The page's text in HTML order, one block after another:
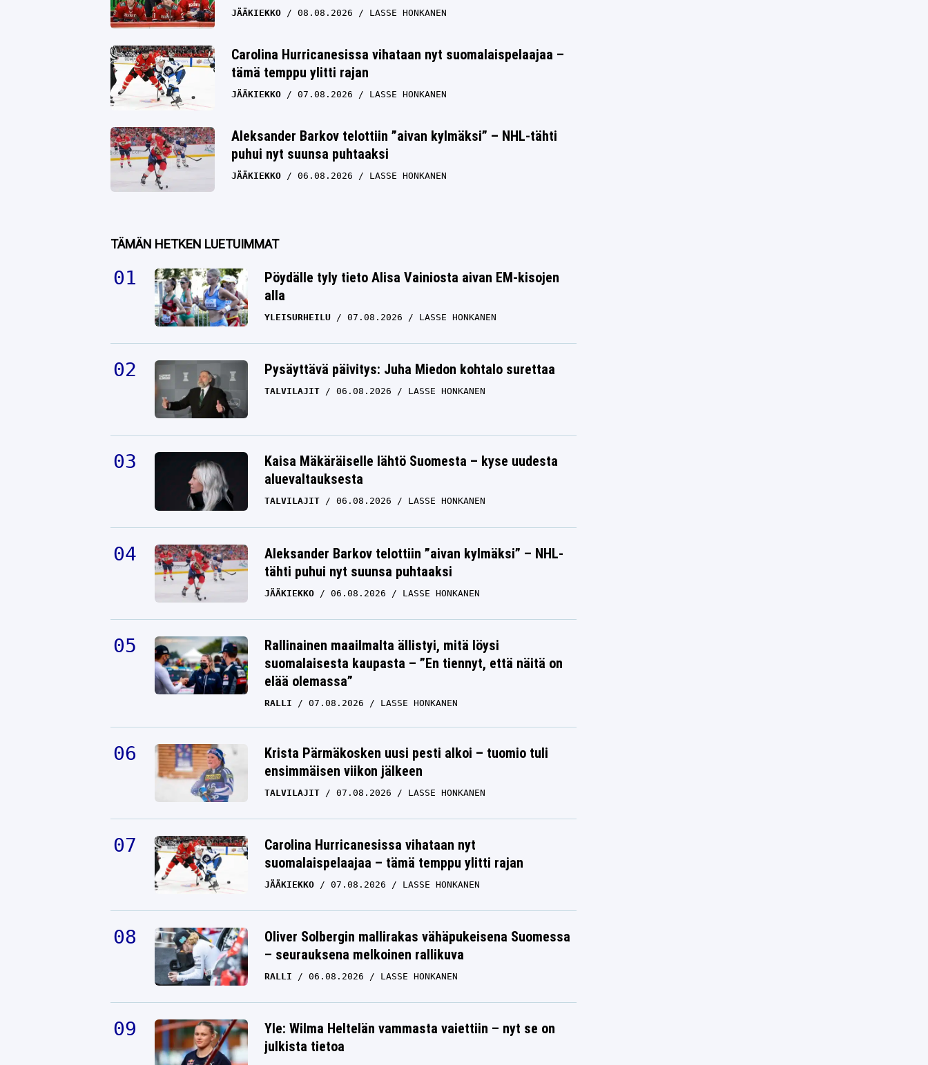
JÄÄKIEKKO 08.08.2026 LASSE HONKANEN
Carolina Hurricanesissa vihataan nyt suomalaispelaajaa –
tämä temppu ylitti rajan
JÄÄKIEKKO 07.08.2026 LASSE HONKANEN
Aleksander Barkov telottiin ”aivan kylmäksi” – NHL-tähti
puhui nyt suunsa puhtaaksi
JÄÄKIEKKO 06.08.2026 LASSE HONKANEN
TÄMÄN HETKEN LUETUIMMAT
Pöydälle tyly tieto Alisa Vainiosta aivan EM-kisojen
alla
YLEISURHEILU 07.08.2026 LASSE HONKANEN
Pysäyttävä päivitys: Juha Miedon kohtalo surettaa
TALVILAJIT 06.08.2026 LASSE HONKANEN
Kaisa Mäkäräiselle lähtö Suomesta – kyse uudesta
aluevaltauksesta
TALVILAJIT 06.08.2026 LASSE HONKANEN
Aleksander Barkov telottiin ”aivan kylmäksi” – NHL-
tähti puhui nyt suunsa puhtaaksi
JÄÄKIEKKO 06.08.2026 LASSE HONKANEN
Rallinainen maailmalta ällistyi, mitä löysi
suomalaisesta kaupasta – ”En tiennyt, että näitä on
elää olemassa”
RALLI 07.08.2026 LASSE HONKANEN
Krista Pärmäkosken uusi pesti alkoi – tuomio tuli
ensimmäisen viikon jälkeen
TALVILAJIT 07.08.2026 LASSE HONKANEN
Carolina Hurricanesissa vihataan nyt
suomalaispelaajaa – tämä temppu ylitti rajan
JÄÄKIEKKO 07.08.2026 LASSE HONKANEN
Oliver Solbergin mallirakas vähäpukeisena Suomessa
– seurauksena melkoinen rallikuva
RALLI 06.08.2026 LASSE HONKANEN
Yle: Wilma Heltelän vammasta vaiettiin – nyt se on
julkista tietoa